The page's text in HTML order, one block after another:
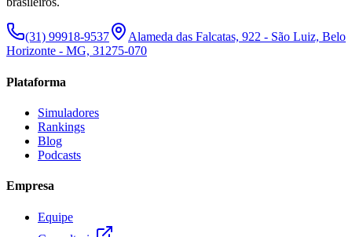
(31) 99918-9537
Alameda das Falcatas, 922 - São Luiz, Belo
Horizonte - MG, 31275-070
Plataforma
Simuladores
Rankings
Blog
Podcasts
Empresa
Equipe